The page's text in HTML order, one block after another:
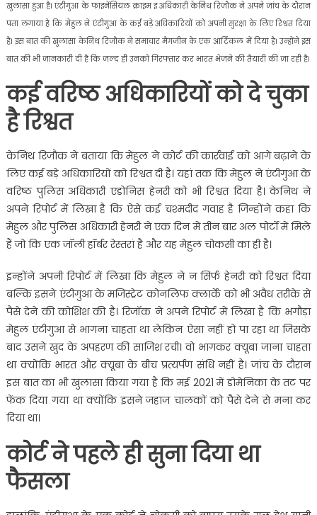
खुलासा हुआ है। एंटीगुआ के फाइनेंसियल क्राइम इ अधिकारी केनिथ रिजौक ने अपने जांच के दौरान
पता लगाया है कि मेहुल ने एंटीगुआ के कई बड़े अधिकारियों को अपनी सुरक्षा के लिए रिश्वत दिया
है। इस बात की खुलासा केनिथ रिजौक ने समाचार मैगजीन के एक आर्टिकल में दिया है। उन्होंने इस
बात की भी जानकारी दी है कि जल्द ही उनको गिरफ्तार कर भारत भेजने की तैयारी की जा रही है।
कई वरिष्ठ अधिकारियों को दे चुका
है रिश्वत
केनिथ रिजौक ने बताया कि मेहुल ने कोर्ट की कार्रवाई को आगे बढ़ाने के
लिए कई बड़े अधिकारियों को रिश्वत दी है। यहां तक कि मेहुल ने एंटीगुआ के
वरिष्ठ पुलिस अधिकारी एडोनिस हेनरी को भी रिश्वत दिया है। केनिथ ने
अपने रिपोर्ट में लिखा है कि ऐसे कई चश्मदीद गवाह है जिन्होंने कहा कि
मेहुल और पुलिस अधिकारी हेनरी ने एक दिन में तीन बार अल पोर्टो में मिले
हैं जो कि एक जॉली हॉर्बर रेस्तरां है और यह मेहुल चोकसी का ही है।
इन्होंने अपनी रिपोर्ट में लिखा कि मेहुल ने न सिर्फ हेनरी को रिश्वत दिया
बल्कि इसने एंटीगुआ के मजिस्ट्रेट कोनलिफ क्लार्के को भी अवैध तरीके से
पैसे देने की कोशिश की है। रिजॉक ने अपने रिपोर्ट में लिखा है कि भगौड़ा
मेहुल एंटीगुआ से भागना चाहता था लेकिन ऐसा नहीं हो पा रहा था जिसके
बाद उसने खुद के अपहरण की साजिश रची। वो भागकर क्यूबा जाना चाहता
था क्योंकि भारत और क्यूबा के बीच प्रत्यर्पण संधि नहीं है। जांच के दौरान
इस बात का भी खुलासा किया गया है कि मई 2021 में डोमेनिका के तट पर
फेंक दिया गया था क्योंकि इसने जहाज चालकों को पैसे देने से मना कर
दिया था।
कोर्ट ने पहले ही सुना दिया था
फैसला